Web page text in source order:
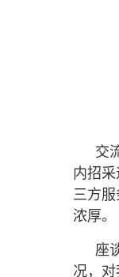
交
内招
三方
浓厚。
座
况，